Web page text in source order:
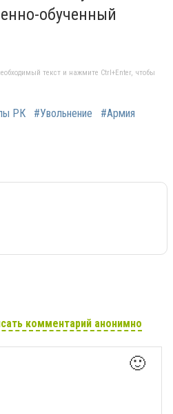
обученный
текст и нажмите Ctrl+Enter, чтобы
РК #Увольнение #Армия
комментарий анонимно
🙂